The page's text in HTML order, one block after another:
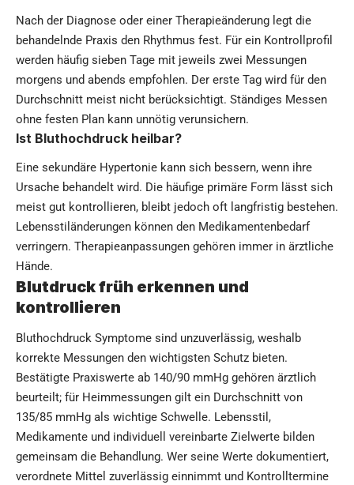
Nach der Diagnose oder einer Therapieänderung legt die
behandelnde Praxis den Rhythmus fest. Für ein Kontrollprofil
werden häufig sieben Tage mit jeweils zwei Messungen
morgens und abends empfohlen. Der erste Tag wird für den
Durchschnitt meist nicht berücksichtigt. Ständiges Messen
ohne festen Plan kann unnötig verunsichern.
Ist Bluthochdruck heilbar?
Eine sekundäre Hypertonie kann sich bessern, wenn ihre
Ursache behandelt wird. Die häufige primäre Form lässt sich
meist gut kontrollieren, bleibt jedoch oft langfristig bestehen.
Lebensstiländerungen können den Medikamentenbedarf
verringern. Therapieanpassungen gehören immer in ärztliche
Hände.
Blutdruck früh erkennen und
kontrollieren
Bluthochdruck Symptome sind unzuverlässig, weshalb
korrekte Messungen den wichtigsten Schutz bieten.
Bestätigte Praxiswerte ab 140/90 mmHg gehören ärztlich
beurteilt; für Heimmessungen gilt ein Durchschnitt von
135/85 mmHg als wichtige Schwelle. Lebensstil,
Medikamente und individuell vereinbarte Zielwerte bilden
gemeinsam die Behandlung. Wer seine Werte dokumentiert,
verordnete Mittel zuverlässig einnimmt und Kontrolltermine